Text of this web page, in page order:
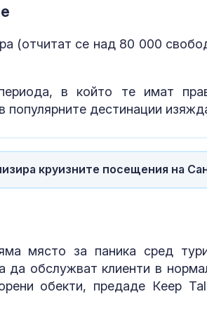
(отчитат се над 80 000
в който те имат
популярните дестинации
круизните посещения на
място за паника сред
да обслужват клиенти в
обекти, предаде Кeep